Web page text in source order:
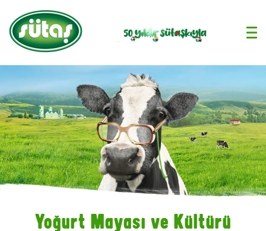
Yoğurt Mayası ve Kültürü